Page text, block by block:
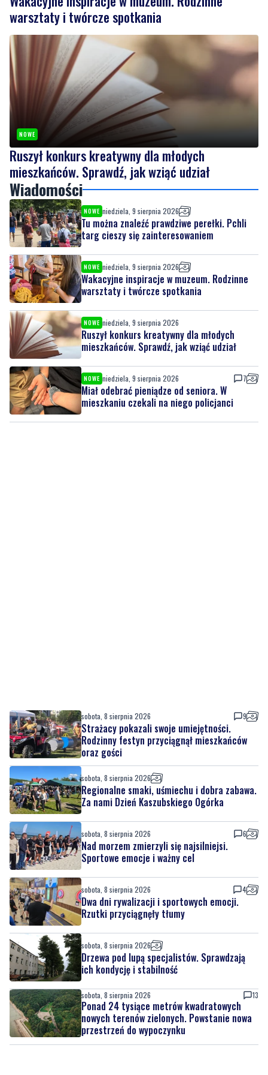
warsztaty i twórcze spotkania
NOWE
Ruszył konkurs kreatywny dla młodych
mieszkańców. Sprawdź, jak wziąć udział
Wiadomości
NOWE niedziela, 9 sierpnia 2026
Tu można znaleźć prawdziwe perełki. Pchli
targ cieszy się zainteresowaniem
NOWE niedziela, 9 sierpnia 2026
Wakacyjne inspiracje w muzeum. Rodzinne
warsztaty i twórcze spotkania
NOWE niedziela, 9 sierpnia 2026
Ruszył konkurs kreatywny dla młodych
mieszkańców. Sprawdź, jak wziąć udział
NOWE niedziela, 9 sierpnia 2026 7
Miał odebrać pieniądze od seniora. W
mieszkaniu czekali na niego policjanci
sobota, 8 sierpnia 2026 9
Strażacy pokazali swoje umiejętności.
Rodzinny festyn przyciągnął mieszkańców
oraz gości
sobota, 8 sierpnia 2026
Regionalne smaki, uśmiechu i dobra zabawa.
Za nami Dzień Kaszubskiego Ogórka
sobota, 8 sierpnia 2026 6
Nad morzem zmierzyli się najsilniejsi.
Sportowe emocje i ważny cel
sobota, 8 sierpnia 2026 4
Dwa dni rywalizacji i sportowych emocji.
Rzutki przyciągnęły tłumy
sobota, 8 sierpnia 2026
Drzewa pod lupą specjalistów. Sprawdzają
ich kondycję i stabilność
sobota, 8 sierpnia 2026 13
Ponad 24 tysiące metrów kwadratowych
nowych terenów zielonych. Powstanie nowa
przestrzeń do wypoczynku